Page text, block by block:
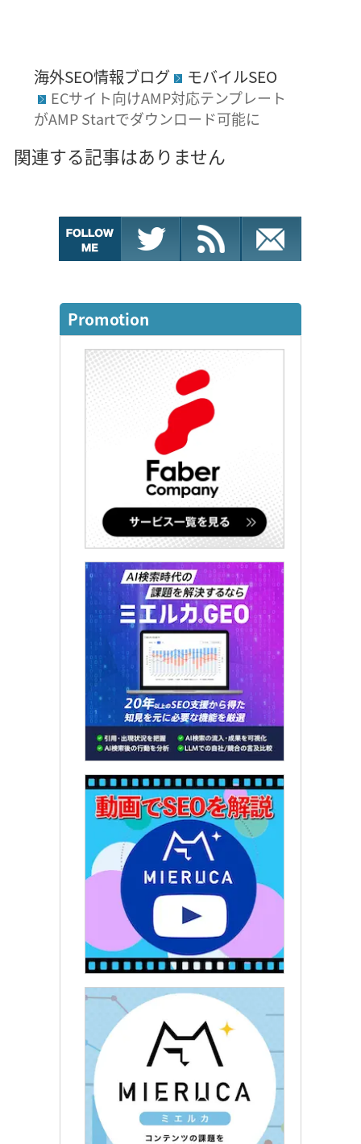
海外SEO情報ブログ モバイルSEO
ECサイト向けAMP対応テンプレート
がAMP Startでダウンロード可能に
関連する記事はありません
Promotion